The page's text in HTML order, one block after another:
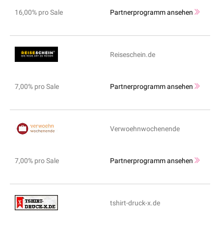
16,00% pro Sale Partnerprogramm ansehen
Reiseschein.de
7,00% pro Sale Partnerprogramm ansehen
Verwoehnwochenende
7,00% pro Sale Partnerprogramm ansehen
tshirt-druck-x.de